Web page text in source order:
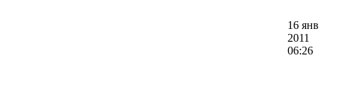
16 янв
2011
06:26